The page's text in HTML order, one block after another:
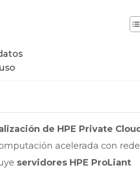
de HPE Private Cloud
acelerada con
servidores HPE ProLiant